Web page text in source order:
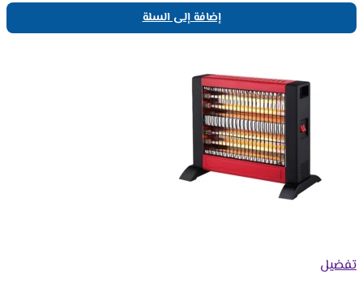
إضافة إلى السلة
تفضيل